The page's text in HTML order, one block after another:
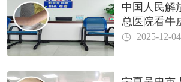
中国人民解
总医院看牛
2025-12-04